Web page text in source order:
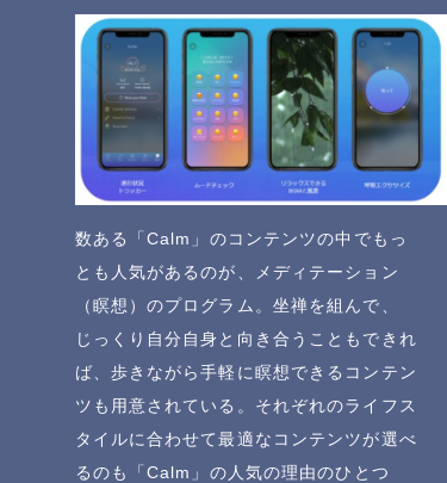
数ある「Calm」のコンテンツの中でもっ
とも人気があるのが、メディテーション
（瞑想）のプログラム。坐禅を組んで、
じっくり自分自身と向き合うこともできれ
ば、歩きながら手軽に瞑想できるコンテン
ツも用意されている。それぞれのライフス
タイルに合わせて最適なコンテンツが選べ
るのも「Calm」の人気の理由のひとつ